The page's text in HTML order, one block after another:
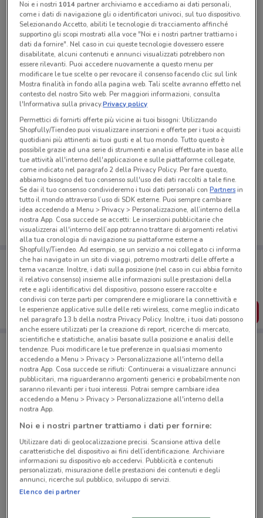
Tutte le promozioni di questo negozio
Ci dispiace, al momento non abbiamo pubblicato
volantini nella tua zona. Riprova più tardi.
Porta DoveConviene sempre con te!
Puoi trovare le migliori offerte dei negozi vicino a te,
salvarle e creare la tua lista del risparmio, comodamente
dal tuo cellulare.
SCARICA L’APP
Negozi Coop a ROMA
© MapTiler© OpenStreetMap contributors
Via Cavour, 60 Roma
1.9 km
CHIUSO
Noi e i nostri 1014partner archiviamo e accediamo ai dati personali,
come i dati di navigazione gli o identificatori univoci, sul tuo dispositivo.
Selezionando Accetto, abiliti le tecnologie di tracciamento affinché
supportino gli scopi mostrati alla voce "Noi e i nostri partner trattiamo i
dati da fornire". Nel caso in cui queste tecnologie dovessero essere
disabilitate, alcuni contenuti e annunci visualizzati potrebbero non
essere rilevanti. Puoi accedere nuovamente a questo menu per
modificare le tue scelte o per revocare il consenso facendo clic sul link
Mostra finalità in fondo alla pagina web. Tali scelte avranno effetto nel
contesto del nostro Sito web. Per maggiori informazioni, consulta
l'Informativa sulla privacy.Privacy policy
Permettici di fornirti offerte più vicine ai tuoi bisogni: Utilizzando
Shopfully/Tiendeo puoi visualizzare inserzioni e offerte per i tuoi acquisti
quotidiani più attinenti ai tuoi gusti e al tuo mondo. Tutto questo è
possibile grazie ad una serie di strumenti e analisi effettuate in base alle
tue attività all'interno dell'applicazione e sulle piattaforme collegate,
come indicato nel paragrafo 2 della Privacy Policy. Per fare questo,
abbiamo bisogno del tuo consenso sull'uso dei dati raccolti a tale fine.
Se dai il tuo consenso condivideremo i tuoi dati personali conPartnersin
tutto il mondo attraverso l’uso di SDK esterne. Puoi sempre cambiare
idea accedendo a Menu > Privacy > Personalizzazione, all’interno della
nostra App. Cosa succede se accetti: Le inserzioni pubblicitarie che
visualizzerai all'interno dell’app potranno trattare di argomenti relativi
alla tua cronologia di navigazione su piattaforme esterne a
Shopfully/Tiendeo. Ad esempio, se un servizio a noi collegato ci informa
che hai navigato in un sito di viaggi, potremo mostrarti delle offerte a
tema vacanze. Inoltre, i dati sulla posizione (nel caso in cui abbia fornito
il relativo consenso) insieme alle informazioni sulle prestazioni della
rete e agli identificativi del dispositivo, possono essere raccolte e
condivisi con terze parti per comprendere e migliorare la connettività e
le esperienze applicative sulle delle reti wireless, come meglio indicato
nel paragrafo 13.b della nostra Privacy Policy. Inoltre, i tuoi dati possono
anche essere utilizzati per la creazione di report, ricerche di mercato,
scientifiche e statistiche, analisi basate sulla posizione e analisi delle
tendenze. Puoi modificare le tue preferenze in qualsiasi momento
accedendo a Menu > Privacy > Personalizzazione all'interno della
nostra App. Cosa succede se rifiuti: Continuerai a visualizzare annunci
pubblicitari, ma riguarderanno argomenti generici e probabilmente non
saranno rilevanti per i tuoi interessi. Potrai sempre cambiare idea
accedendo a Menu > Privacy > Personalizzazione all'interno della
nostra App.
Noi e i nostri partner trattiamo i dati per fornire:
Utilizzare dati di geolocalizzazione precisi. Scansione attiva delle
caratteristiche del dispositivo ai fini dell’identificazione. Archiviare
informazioni su dispositivo e/o accedervi. Pubblicità e contenuti
personalizzati, misurazione delle prestazioni dei contenuti e degli
annunci, ricerche sul pubblico, sviluppo di servizi.
Elenco dei partner